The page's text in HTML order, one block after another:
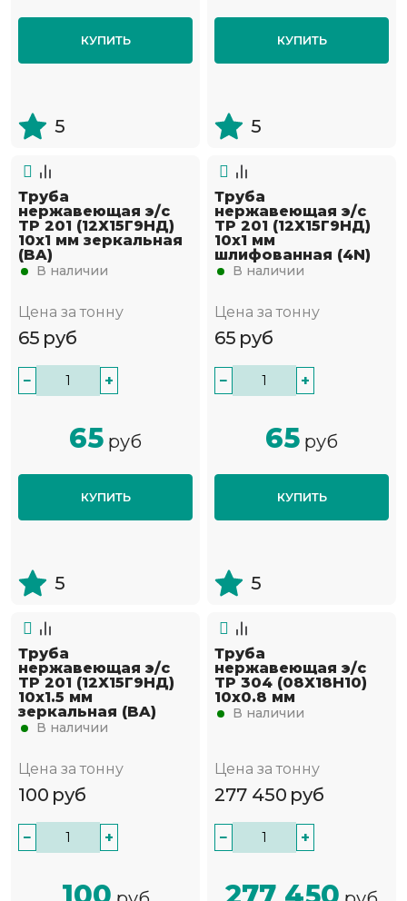
КУПИТЬ
5
КУПИТЬ
5
Труба
нержавеющая э/с
TP 201 (12Х15Г9НД)
10х1 мм зеркальная
(BA)
В наличии
Цена за тонну
65 руб
− +
65 руб
КУПИТЬ
5
Труба
нержавеющая э/с
TP 201 (12Х15Г9НД)
10х1 мм
шлифованная (4N)
В наличии
Цена за тонну
65 руб
− +
65 руб
КУПИТЬ
5
Труба
нержавеющая э/с
TP 201 (12Х15Г9НД)
10х1.5 мм
зеркальная (BA)
В наличии
Цена за тонну
100 руб
− +
Труба
нержавеющая э/с
TP 304 (08Х18Н10)
10х0.8 мм
В наличии
Цена за тонну
277 450 руб
− +